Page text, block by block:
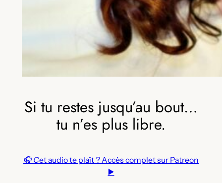
Si tu restes jusqu’au bout…
tu n’es plus libre.
🎧 Cet audio te plaît ? Accès complet sur Patreon
▶️